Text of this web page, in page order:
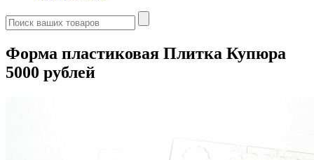
Форма пластиковая Плитка Купюра
5000 рублей